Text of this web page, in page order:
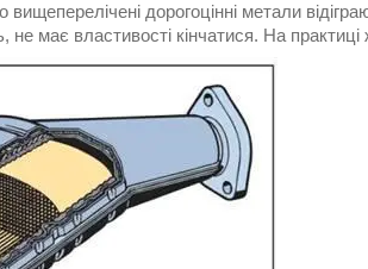
дорогоцінні метали
не має властивості кінчатися. На